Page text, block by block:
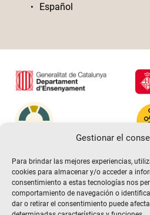
Gestionar el
Para brindar las mejores experiencias,
cookies para almacenar y/o acceder a
consentimiento a estas tecnologías nos
comportamiento de navegación o
dar o retirar el consentimiento puede
Español